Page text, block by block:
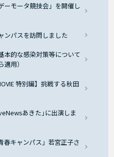
ーモータ競技会」を開催し
ンパスを訪問しました
本的な感染対策等について
用）
特別編】挑戦する秋田
あきた｣に出演しま
春キャンパス」若宮正子さ